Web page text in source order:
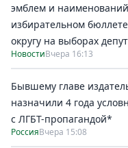
эмблем и
избирательном
округу на выборах
НовостиВчера 16:13
Бывшему главе
назначили 4 года
с ЛГБТ-пропагандой*
РоссияВчера 15:08